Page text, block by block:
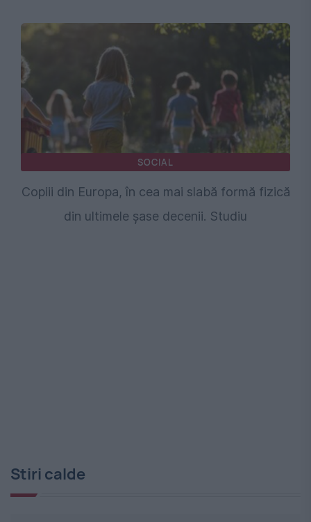
SOCIAL
Copiii din Europa, în cea mai slabă formă fizică
din ultimele șase decenii. Studiu
Stiri calde